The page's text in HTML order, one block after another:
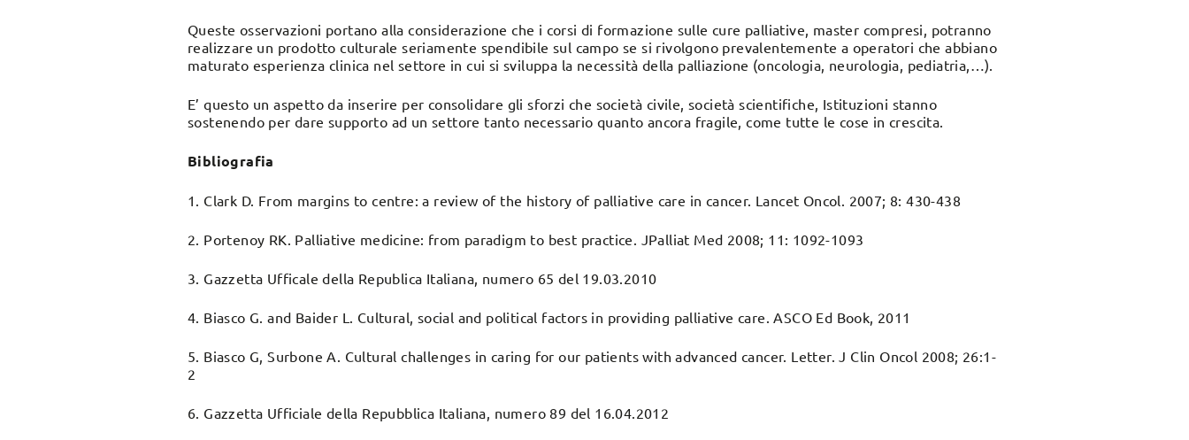
Queste osservazioni portano alla considerazione che i corsi di formazione sulle cure palliative, master compresi, potranno
realizzare un prodotto culturale seriamente spendibile sul campo se si rivolgono prevalentemente a operatori che abbiano
maturato esperienza clinica nel settore in cui si sviluppa la necessità della palliazione (oncologia, neurologia, pediatria,…).
E’ questo un aspetto da inserire per consolidare gli sforzi che società civile, società scientifiche, Istituzioni stanno
sostenendo per dare supporto ad un settore tanto necessario quanto ancora fragile, come tutte le cose in crescita.
Bibliografia
1. Clark D. From margins to centre: a review of the history of palliative care in cancer. Lancet Oncol. 2007; 8: 430-438
2. Portenoy RK. Palliative medicine: from paradigm to best practice. JPalliat Med 2008; 11: 1092-1093
3. Gazzetta Ufficale della Republica Italiana, numero 65 del 19.03.2010
4. Biasco G. and Baider L. Cultural, social and political factors in providing palliative care. ASCO Ed Book, 2011
5. Biasco G, Surbone A. Cultural challenges in caring for our patients with advanced cancer. Letter. J Clin Oncol 2008; 26:1-
2
6. Gazzetta Ufficiale della Repubblica Italiana, numero 89 del 16.04.2012